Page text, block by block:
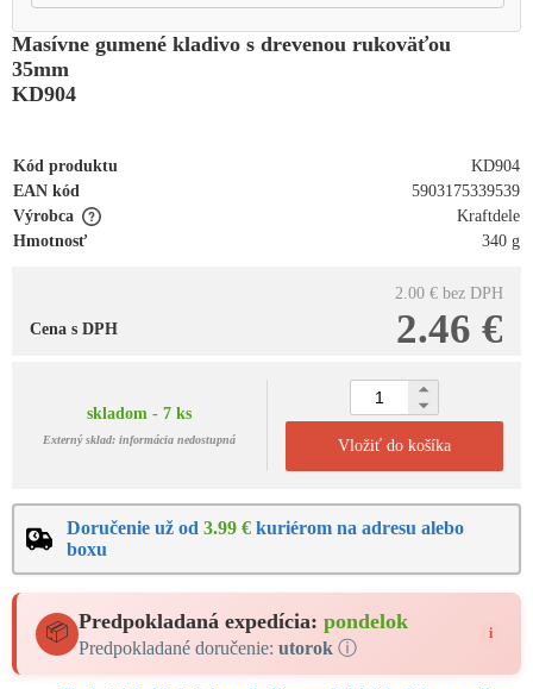
Masívne gumené kladivo s drevenou rukoväťou
35mm
KD904
Kód produktu
KD904
EAN kód
5903175339539
Výrobca
Kraftdele
Hmotnosť
340 g
2.00 € bez DPH
2.46 €
Cena s DPH
skladom - 7 ks
Externý sklad: informácia nedostupná Vložiť do košíka
Doručenie už od 3.99 € kuriérom na adresu alebo
boxu
📦 Predpokladaná expedícia: pondelok
Predpokladané doručenie: utorok ⓘ
i